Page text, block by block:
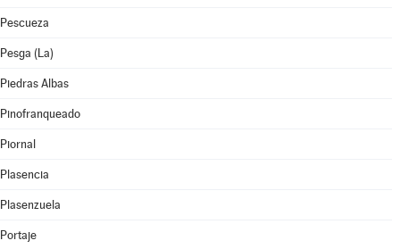
Pescueza
Pesga (La)
Piedras Albas
Pinofranqueado
Piornal
Plasencia
Plasenzuela
Portaje